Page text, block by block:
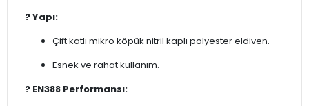
? Yapı:
Çift katlı mikro köpük nitril kaplı polyester eldiven.
Esnek ve rahat kullanım.
? EN388 Performansı: